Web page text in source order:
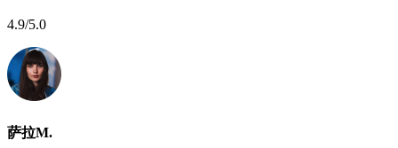
4.9/5.0
萨拉M.